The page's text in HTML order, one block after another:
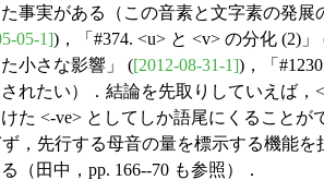
事実がある（この音素と文字素の発展
05-1])，「#374. <u> と <v> の分化 (2)」
小さな影響」 ([2012-08-31-1])，「
れたい）．結論を先取りしていえば
た <-ve> としてしか語尾にくることが
ず，先行する母音の量を標示する機能
（田中，pp. 166--70 も参照）．